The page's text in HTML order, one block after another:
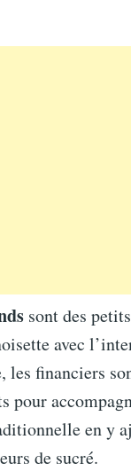
sont des
avec
financiers
pour
en y
de sucré.